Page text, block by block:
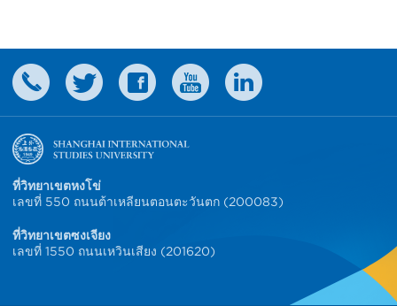
ที่วิทยาเขตหงโข่
เลขที่ 550 ถนนต้าเหลียนตอนตะวันตก (200083)
ที่วิทยาเขตซงเจียง
เลขที่ 1550 ถนนเหวินเสียง (201620)